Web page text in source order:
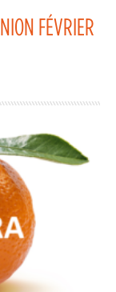
FÉVRIER